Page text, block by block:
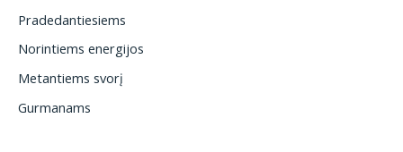
:
Pradedantiesiems
Norintiems energijos
Metantiems svorį
Gurmanams